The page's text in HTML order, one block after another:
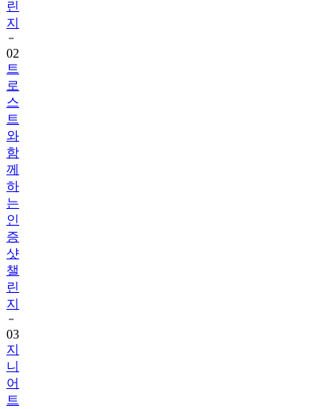
린
지
02
트
로
스
트
와
함
께
하
는
인
증
샷
챌
린
지
03
지
니
어
트